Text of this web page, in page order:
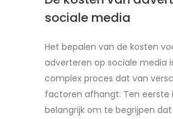
sociale media
Het bepalen van de kosten
adverteren op sociale media
complex proces dat van
factoren afhangt. Ten eerste
belangrijk om te begrijpen